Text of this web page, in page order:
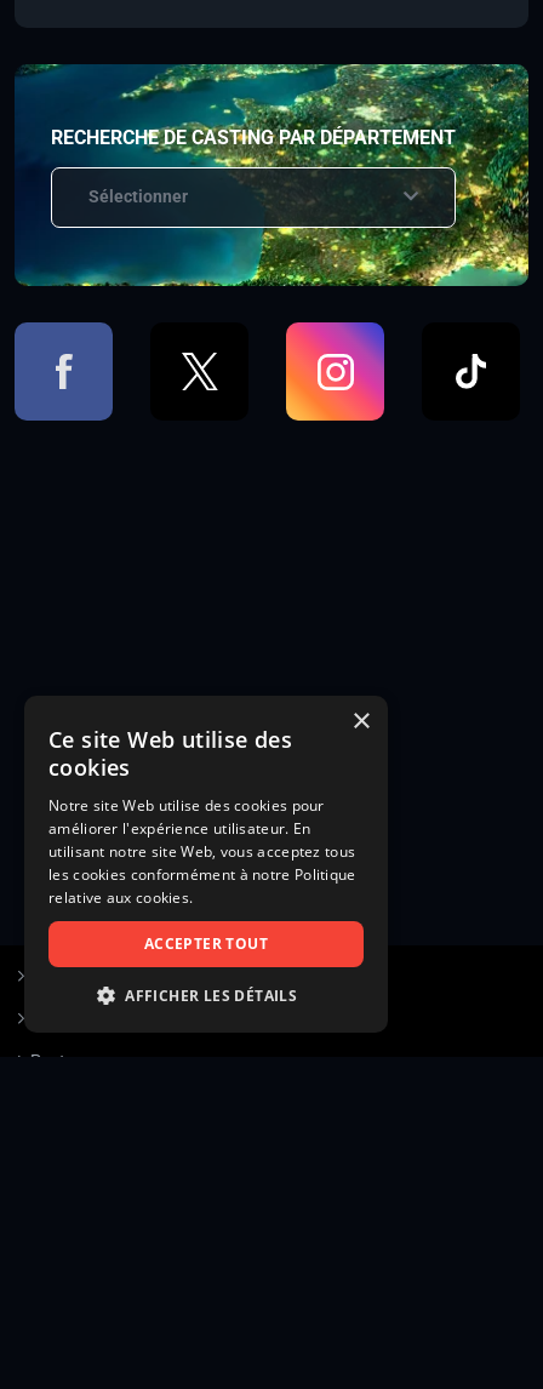
RECHERCHE DE CASTING PAR DÉPARTEMENT
Sélectionner
Poster une annonce
×
Ce site Web utilise des
cookies
Notre site Web utilise des cookies pour
améliorer l'expérience utilisateur. En
utilisant notre site Web, vous acceptez tous
les cookies conformément à notre Politique
relative aux cookies.
ACCEPTER TOUT
AFFICHER LES DÉTAILS